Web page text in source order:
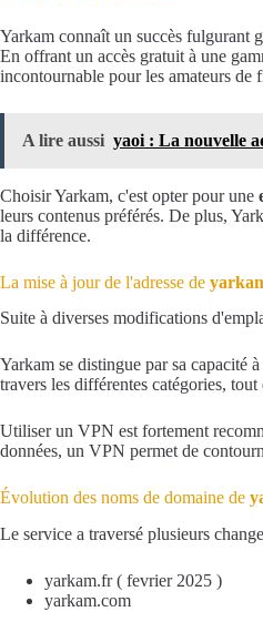
Yarkam connaît un succès fulgurant
En offrant un accès gratuit à une
incontournable pour les amateurs de
A lire aussi yaoi : La nouvelle
Choisir Yarkam, c'est opter pour une
leurs contenus préférés. De plus,
la différence.
La mise à jour de l'adresse de
Suite à diverses modifications
Yarkam se distingue par sa capacité
travers les différentes catégories,
Utiliser un VPN est fortement
données, un VPN permet de
Évolution des noms de domaine de
Le service a traversé plusieurs
yarkam.fr ( fevrier 2025 )
yarkam.com